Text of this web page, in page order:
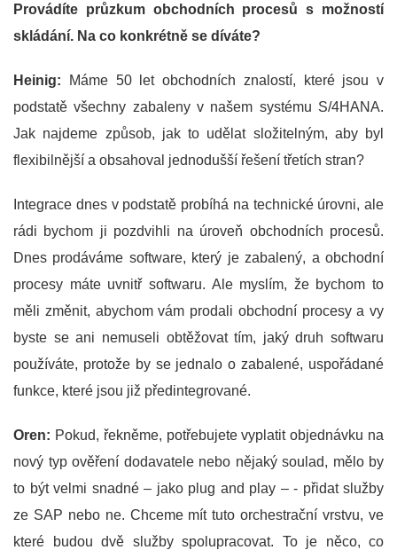
Provádíte průzkum obchodních procesů s možností
skládání. Na co konkrétně se díváte?
Heinig:
Máme 50 let obchodních znalostí, které jsou v
podstatě všechny zabaleny v našem systému S/4HANA.
Jak najdeme způsob, jak to udělat složitelným, aby byl
flexibilnější a obsahoval jednodušší řešení třetích stran?
Integrace dnes v podstatě probíhá na technické úrovni, ale
rádi bychom ji pozdvihli na úroveň obchodních procesů.
Dnes prodáváme software, který je zabalený, a obchodní
procesy máte uvnitř softwaru. Ale myslím, že bychom to
měli změnit, abychom vám prodali obchodní procesy a vy
byste se ani nemuseli obtěžovat tím, jaký druh softwaru
používáte, protože by se jednalo o zabalené, uspořádané
funkce, které jsou již předintegrované.
Oren: Pokud, řekněme, potřebujete vyplatit objednávku na
nový typ ověření dodavatele nebo nějaký soulad, mělo by
to být velmi snadné – jako plug and play – - přidat služby
ze SAP nebo ne. Chceme mít tuto orchestrační vrstvu, ve
které budou dvě služby spolupracovat. To je něco, co